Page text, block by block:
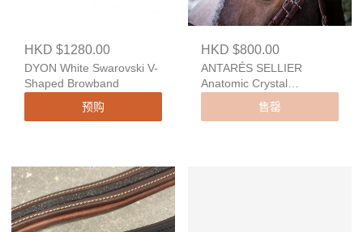
HKD $1280.00
DYON White Swarovski V-
Shaped Browband
预购
HKD $800.00
ANTARÉS SELLIER
Anatomic Crystal
售罄